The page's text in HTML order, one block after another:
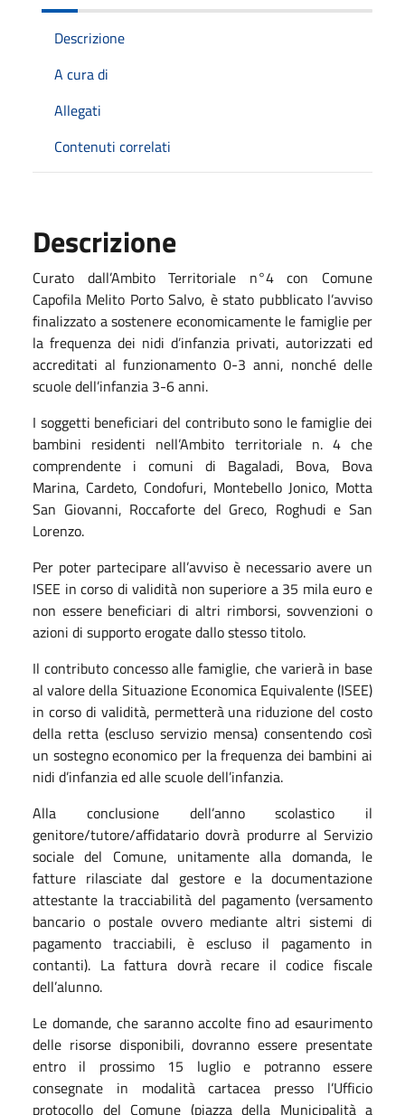
Descrizione
A cura di
Allegati
Contenuti correlati
Descrizione
Curato dall’Ambito Territoriale n°4 con Comune
Capofila Melito Porto Salvo, è stato pubblicato l’avviso
finalizzato a sostenere economicamente le famiglie per
la frequenza dei nidi d’infanzia privati, autorizzati ed
accreditati al funzionamento 0-3 anni, nonché delle
scuole dell’infanzia 3-6 anni.
I soggetti beneficiari del contributo sono le famiglie dei
bambini residenti nell’Ambito territoriale n. 4 che
comprendente i comuni di Bagaladi, Bova, Bova
Marina, Cardeto, Condofuri, Montebello Jonico, Motta
San Giovanni, Roccaforte del Greco, Roghudi e San
Lorenzo.
Per poter partecipare all’avviso è necessario avere un
ISEE in corso di validità non superiore a 35 mila euro e
non essere beneficiari di altri rimborsi, sovvenzioni o
azioni di supporto erogate dallo stesso titolo.
Il contributo concesso alle famiglie, che varierà in base
al valore della Situazione Economica Equivalente (ISEE)
in corso di validità, permetterà una riduzione del costo
della retta (escluso servizio mensa) consentendo così
un sostegno economico per la frequenza dei bambini ai
nidi d’infanzia ed alle scuole dell’infanzia.
Alla conclusione dell’anno scolastico il
genitore/tutore/affidatario dovrà produrre al Servizio
sociale del Comune, unitamente alla domanda, le
fatture rilasciate dal gestore e la documentazione
attestante la tracciabilità del pagamento (versamento
bancario o postale ovvero mediante altri sistemi di
pagamento tracciabili, è escluso il pagamento in
contanti). La fattura dovrà recare il codice fiscale
dell’alunno.
Le domande, che saranno accolte fino ad esaurimento
delle risorse disponibili, dovranno essere presentate
entro il prossimo 15 luglio e potranno essere
consegnate in modalità cartacea presso l’Ufficio
protocollo del Comune (piazza della Municipalità a